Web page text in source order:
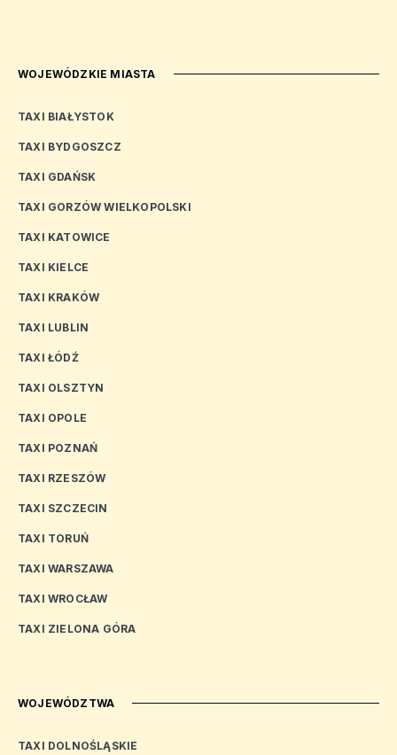
WOJEWÓDZKIE MIASTA
TAXI BIAŁYSTOK
TAXI BYDGOSZCZ
TAXI GDAŃSK
TAXI GORZÓW WIELKOPOLSKI
TAXI KATOWICE
TAXI KIELCE
TAXI KRAKÓW
TAXI LUBLIN
TAXI ŁÓDŹ
TAXI OLSZTYN
TAXI OPOLE
TAXI POZNAŃ
TAXI RZESZÓW
TAXI SZCZECIN
TAXI TORUŃ
TAXI WARSZAWA
TAXI WROCŁAW
TAXI ZIELONA GÓRA
WOJEWÓDZTWA
TAXI DOLNOŚLĄSKIE